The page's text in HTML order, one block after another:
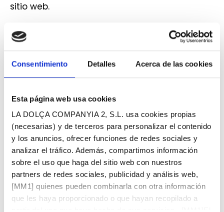
Consentimiento Detalles Acerca de las cookies
Esta página web usa cookies
LA DOLÇA COMPANYIA 2, S.L. usa cookies propias
(necesarias) y de terceros para personalizar el contenido
y los anuncios, ofrecer funciones de redes sociales y
analizar el tráfico. Además, compartimos información
sobre el uso que haga del sitio web con nuestros
partners de redes sociales, publicidad y análisis web,
[MM1] quienes pueden combinarla con otra información
que les haya proporcionado o que hayan recopilado a
sitio web.
Quejarelativa al cumplimiento de los
requisitos del RD 1112/2018 o
Solicitud de Información accesiblerelativa
a:
ámbito de aplicación del RD 1112/2018
según lo establecido por el artículo 3,
apartado 4.
Contenidos que están exentos del
cumplimiento de los requisitos de
accesibilidad por imponer una carga
desproporcionada.
En la Solicitud de información accesible, se
debe concretar, con toda claridad, los hechos,